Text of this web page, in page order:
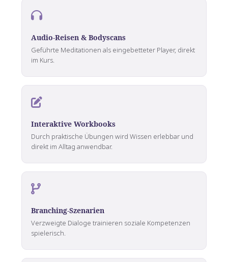
Audio-Reisen & Bodyscans
Geführte Meditationen als eingebetteter Player, direkt
im Kurs.
Interaktive Workbooks
Durch praktische Übungen wird Wissen erlebbar und
direkt im Alltag anwendbar.
Branching-Szenarien
Verzweigte Dialoge trainieren soziale Kompetenzen
spielerisch.